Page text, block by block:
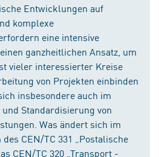
Entwicklungen auf
komplexe
eine intensive
ganzheitlichen Ansatz, um
vieler interessierter Kreise
von Projekten einbinden
insbesondere auch im
Standardisierung von
Was ändert sich im
CEN/TC 331 „Postalische
CEN/TC 320 „Transport -